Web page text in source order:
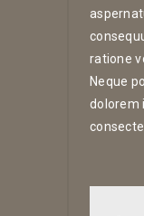
ratione
Neque
dolorem